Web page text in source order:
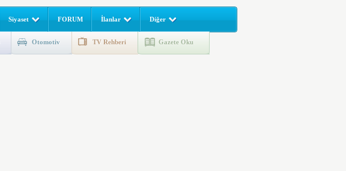
Siyaset FORUM İlanlar Diğer
Otomotiv TV Rehberi Gazete Oku